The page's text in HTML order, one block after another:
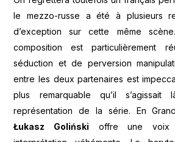
le mezzo-russe a été à plusieurs
d’exception sur cette même
composition est particulièrement
séduction et de perversion
entre les deux partenaires est
plus remarquable qu’il
représentation de la série. En
Łukasz Goliński offre une voix